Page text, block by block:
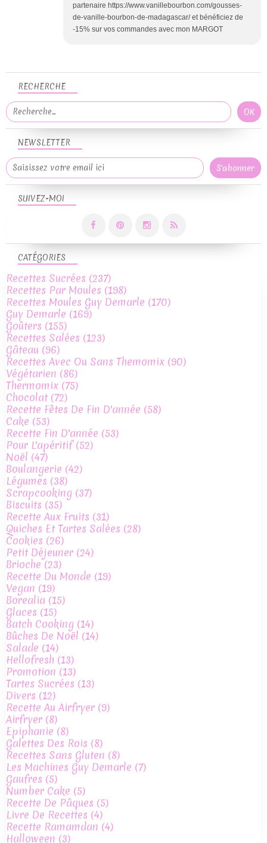
partenaire https://www.vanillebourbon.com/gousses-
de-vanille-bourbon-de-madagascar/ et bénéficiez de
-15% sur vos commandes avec mon MARGOT
NEWSLETTER
SUIVEZ-MOI
RECHERCHE
CATÉGORIES
Recettes Sucrées (237)
Recettes Par Moules (198)
Recettes Moules Guy Demarle (170)
Guy Demarle (169)
Goûters (155)
Recettes Salées (123)
Gâteau (96)
Recettes Avec Ou Sans Themomix (90)
Végétarien (86)
Thermomix (75)
Chocolat(72)
Recette Fêtes De Fin D'année (58)
Cake (53)
Recette Fin D'année (53)
Pour L'apéritif(52)
Noël (47)
Boulangerie (42)
Légumes (38)
Scrapcooking (37)
Biscuits (35)
Recette Aux Fruits (31)
Quiches Et Tartes Salées (28)
Cookies (26)
Petit Déjeuner (24)
Brioche(23)
Recette Du Monde (19)
Vegan (19)
Borealia (15)
Glaces (15)
Batch Cooking (14)
Bûches De Noël (14)
Salade (14)
Hellofresh (13)
Promotion (13)
Tartes Sucrées (13)
Divers (12)
Recette Au Airfryer (9)
Airfryer (8)
Epiphanie (8)
Galettes Des Rois (8)
Recettes Sans Gluten (8)
Les Machines Guy Demarle (7)
Gaufres (5)
Number Cake (5)
Recette De Pâques (5)
Livre De Recettes (4)
Recette Ramamdan (4)
Halloween (3)